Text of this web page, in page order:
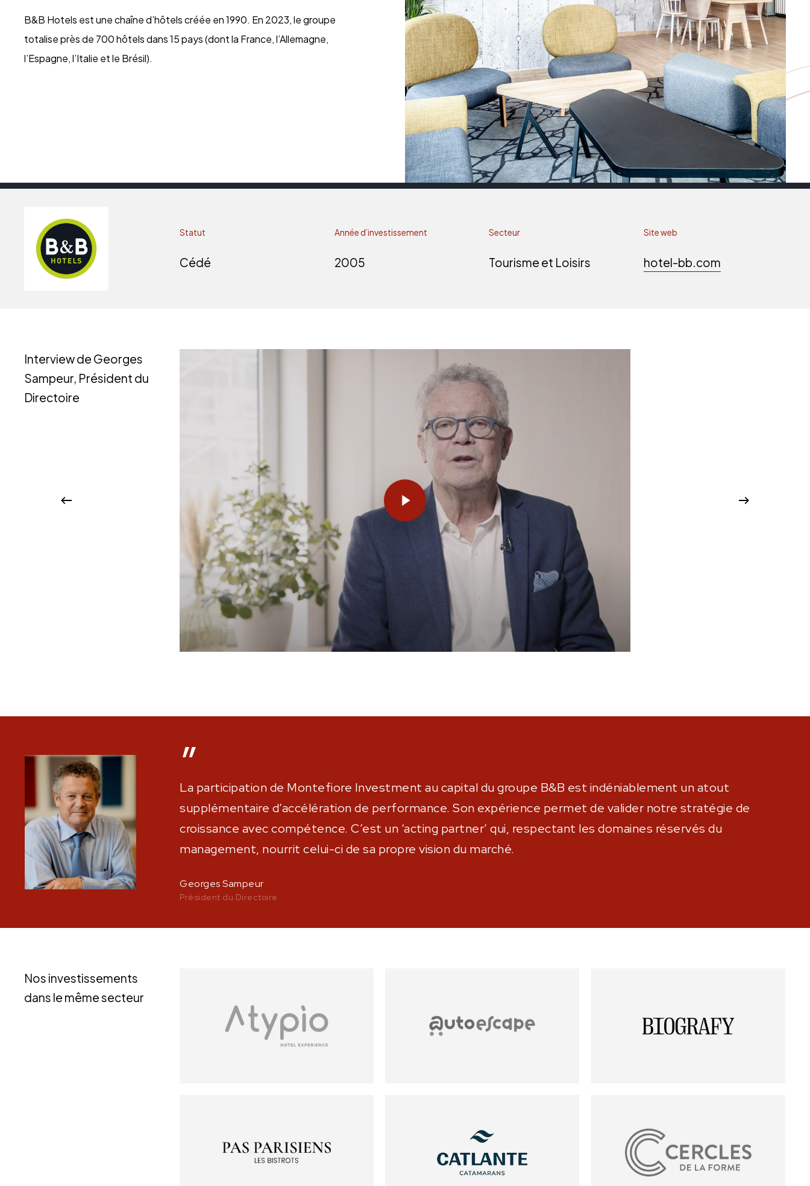
B&B Hotels est une chaîne d’hôtels créée en 1990. En 2023, le groupe
totalise près de 700 hôtels dans 15 pays (dont la France, l’Allemagne,
l’Espagne, l’Italie et le Brésil).
Statut
Cédé
Année d’investissement
2005
Secteur
Tourisme et Loisirs
Site web
hotel-bb.com
Interview de Georges
Sampeur, Président du
Directoire
Play Video
”
La participation de Montefiore Investment au capital du groupe B&B est indéniablement un atout
supplémentaire d’accélération de performance. Son expérience permet de valider notre stratégie de
croissance avec compétence. C’est un ‘acting partner’ qui, respectant les domaines réservés du
management, nourrit celui-ci de sa propre vision du marché.
Georges Sampeur
Président du Directoire
Nos investissements
dans le même secteur